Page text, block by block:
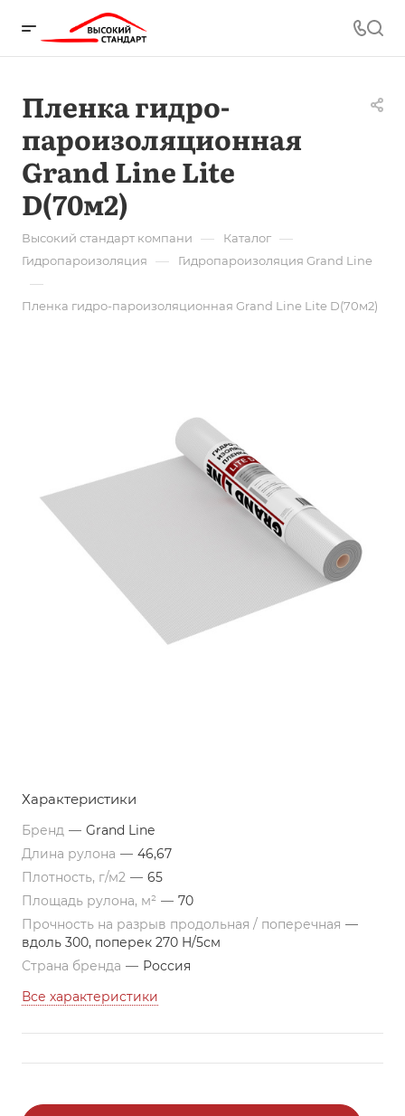
Пленка гидро-
пароизоляционная
Grand Line Lite
D(70м2)
Высокий стандарт компани — Каталог —
Гидропароизоляция — Гидропароизоляция Grand Line
—
Пленка гидро-пароизоляционная Grand Line Lite D(70м2)
Характеристики
Бренд — Grand Line
Длина рулона — 46,67
Плотность, г/м2 — 65
Площадь рулона, м² — 70
Прочность на разрыв продольная / поперечная —
вдоль 300, поперек 270 H/5см
Страна бренда — Россия
Все характеристики